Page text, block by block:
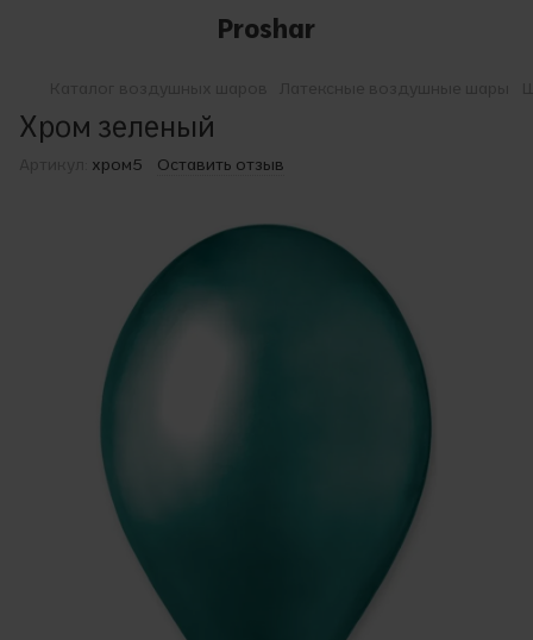
Proshar
Хром зеленый
хром5 Оставить отзыв